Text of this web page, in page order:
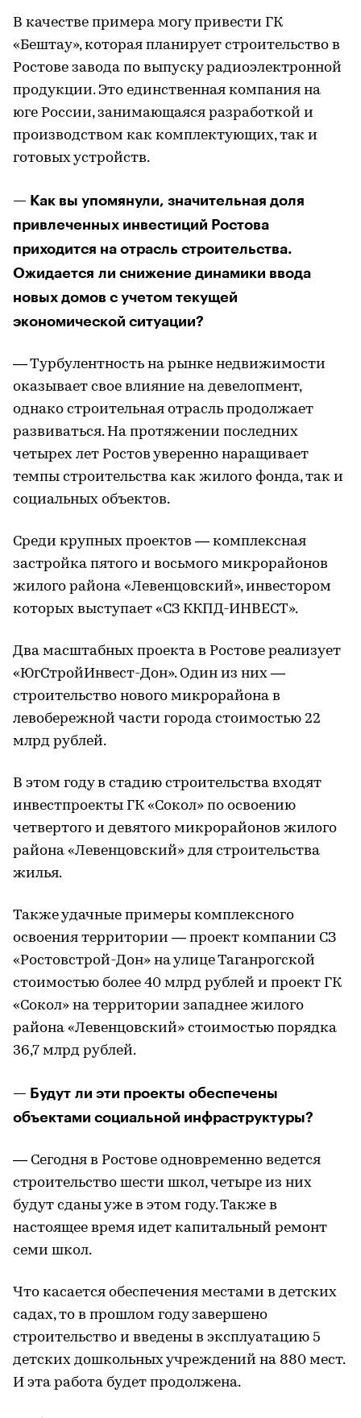
В качестве примера могу привести ГК
«Бештау», которая планирует строительство в
Ростове завода по выпуску радиоэлектронной
продукции. Это единственная компания на
юге России, занимающаяся разработкой и
производством как комплектующих, так и
готовых устройств.
— Как вы упомянули, значительная доля
привлеченных инвестиций Ростова
приходится на отрасль строительства.
Ожидается ли снижение динамики ввода
новых домов с учетом текущей
экономической ситуации?
— Турбулентность на рынке недвижимости
оказывает свое влияние на девелопмент,
однако строительная отрасль продолжает
развиваться. На протяжении последних
четырех лет Ростов уверенно наращивает
темпы строительства как жилого фонда, так и
социальных объектов.
Среди крупных проектов — комплексная
застройка пятого и восьмого микрорайонов
жилого района «Левенцовский», инвестором
которых выступает «СЗ ККПД-ИНВЕСТ».
Два масштабных проекта в Ростове реализует
«ЮгСтройИнвест-Дон». Один из них —
строительство нового микрорайона в
левобережной части города стоимостью 22
млрд рублей.
В этом году в стадию строительства входят
инвестпроекты ГК «Сокол» по освоению
четвертого и девятого микрорайонов жилого
района «Левенцовский» для строительства
жилья.
Также удачные примеры комплексного
освоения территории — проект компании СЗ
«Ростовстрой-Дон» на улице Таганрогской
стоимостью более 40 млрд рублей и проект ГК
«Сокол» на территории западнее жилого
района «Левенцовский» стоимостью порядка
36,7 млрд рублей.
— Будут ли эти проекты обеспечены
объектами социальной инфраструктуры?
— Сегодня в Ростове одновременно ведется
строительство шести школ, четыре из них
будут сданы уже в этом году. Также в
настоящее время идет капитальный ремонт
семи школ.
Что касается обеспечения местами в детских
садах, то в прошлом году завершено
строительство и введены в эксплуатацию 5
детских дошкольных учреждений на 880 мест.
И эта работа будет продолжена.